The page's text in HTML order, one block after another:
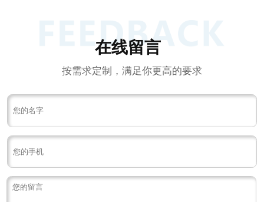
在线留言
按需求定制，满足你更高的要求